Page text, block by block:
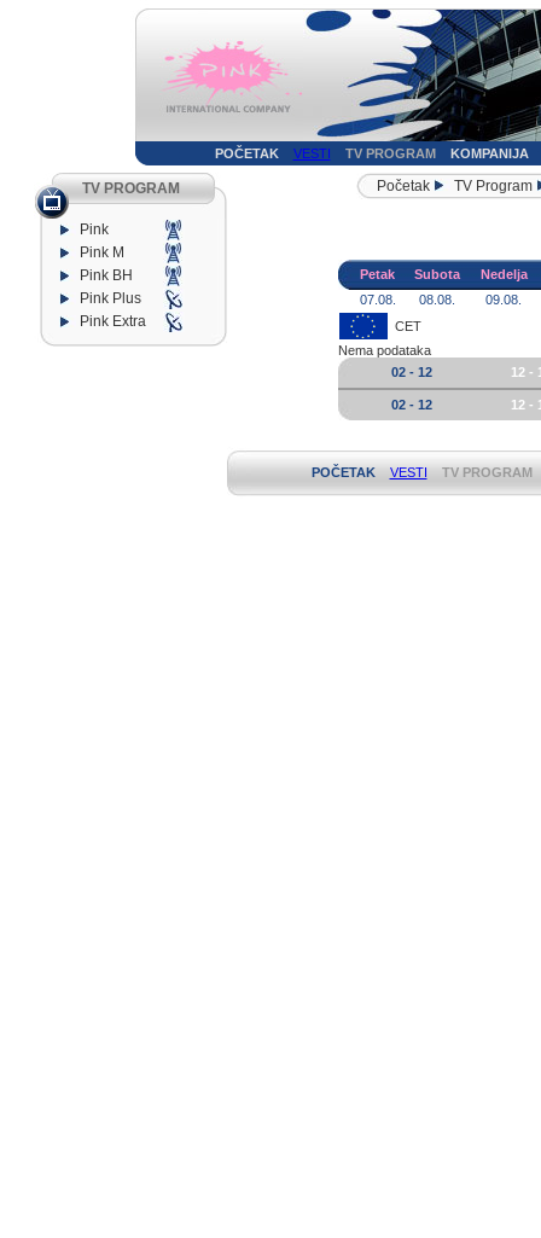
POČETAK VESTI TV PROGRAM KOMPANIJA
TV PROGRAM
Pink
Pink M
Pink BH
Pink Plus
Pink Extra
Početak TV Program
Petak Subota
Nedelja
07.08.
08.08.
09.08.
CET
Nema podataka
02 - 12
12 -
02 - 12 12 -
POČETAK VESTI TV PROGRAM